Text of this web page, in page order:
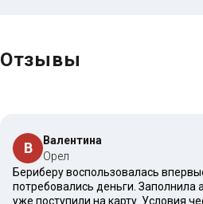
Отзывы
В
Валентина
Орел
Бериберу воспользовалась
потребовались деньги. Заполнила
уже поступили на карту. Условия